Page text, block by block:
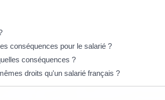
conséquences pour le salarié ?
conséquences ?
droits qu'un salarié français ?